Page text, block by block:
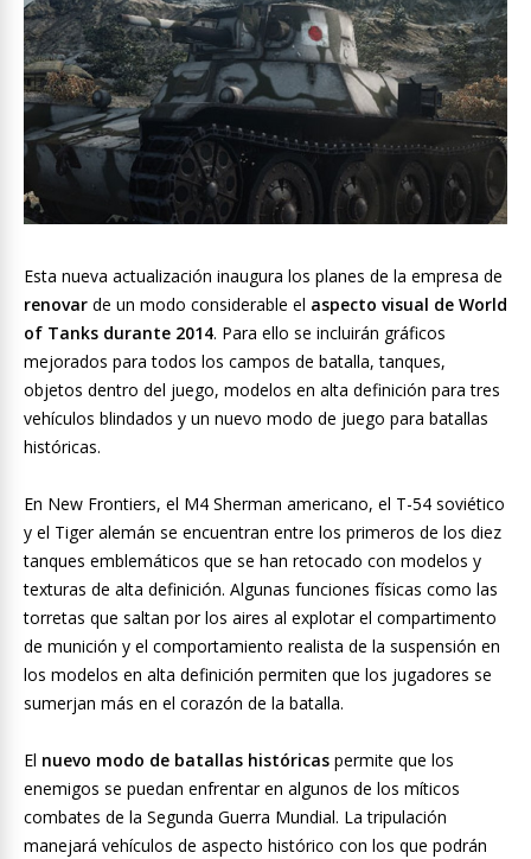
Esta nueva actualización inaugura los planes de la empresa de
renovar de un modo considerable el aspecto visual de World
of Tanks durante 2014. Para ello se incluirán gráficos
mejorados para todos los campos de batalla, tanques,
objetos dentro del juego, modelos en alta definición para tres
vehículos blindados y un nuevo modo de juego para batallas
históricas.
En New Frontiers, el M4 Sherman americano, el T-54 soviético
y el Tiger alemán se encuentran entre los primeros de los diez
tanques emblemáticos que se han retocado con modelos y
texturas de alta definición. Algunas funciones físicas como las
torretas que saltan por los aires al explotar el compartimento
de munición y el comportamiento realista de la suspensión en
los modelos en alta definición permiten que los jugadores se
sumerjan más en el corazón de la batalla.
El nuevo modo de batallas históricas permite que los
enemigos se puedan enfrentar en algunos de los míticos
combates de la Segunda Guerra Mundial. La tripulación
manejará vehículos de aspecto histórico con los que podrán